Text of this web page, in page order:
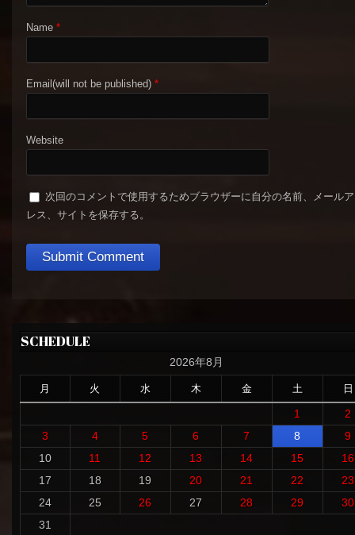
Name *
Email(will not be published) *
Website
次回のコメントで使用するためブラウザーに自分の名前、メール
レス、サイトを保存する。
SCHEDULE
2026年8月
月 火 水 木 金 土 日
1
2
3
4 5 6 7 8
9
10
11 12 13 14 15
16
17
18 19 20 21 22
23
24
25 26 27 28 29
30
31